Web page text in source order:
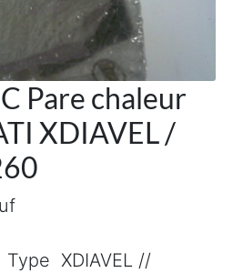
Pare chaleur
XDIAVEL /
XDIAVEL //